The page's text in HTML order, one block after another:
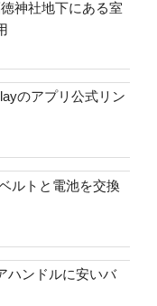
神社地下にある室
のアプリ公式リン
ルトと電池を交換
ハンドルに安いバ